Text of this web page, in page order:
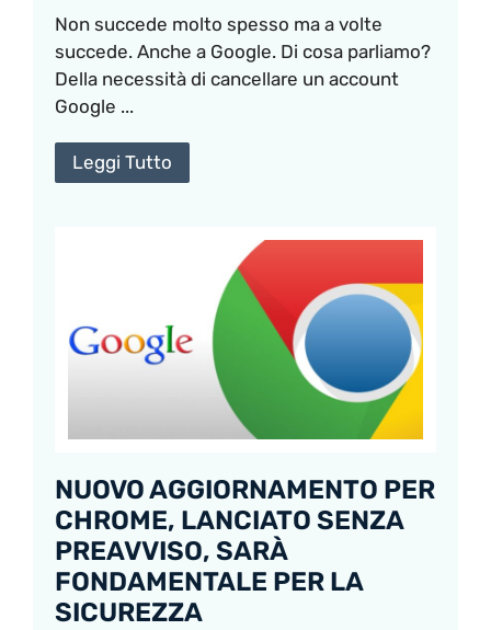
Non succede molto spesso ma a volte
succede. Anche a Google. Di cosa parliamo?
Della necessità di cancellare un account
Google ...
Leggi Tutto
NUOVO AGGIORNAMENTO PER
CHROME, LANCIATO SENZA
PREAVVISO, SARÀ
FONDAMENTALE PER LA
SICUREZZA